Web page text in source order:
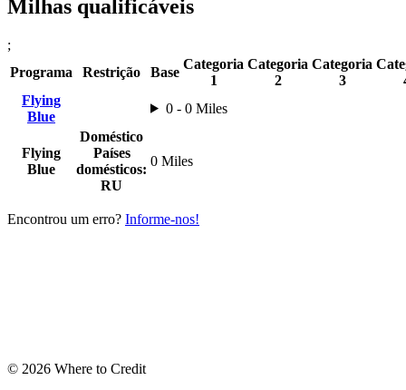
Milhas qualificáveis
;
Programa
Restrição Base
Categoria
1
Categoria
2
Categoria
3
Flying
Blue
0 - 0 Miles
Flying
Blue
Doméstico
Países
domésticos:
RU
0 Miles
Encontrou um erro? Informe-nos!
© 2026 Where to Credit